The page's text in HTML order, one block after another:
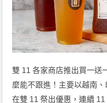
雙 11 各家商店推出買一送
麼能不跟進！主要以越南、
在雙 11 祭出優惠，連續